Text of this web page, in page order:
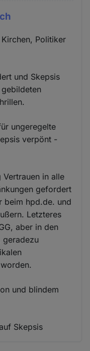
Politiker
und Skepsis
ungeregelte
verpönt -
in alle
gefordert
beim hpd.de. und
Letzteres
aber in den
geradezu
und blindem
Skepsis